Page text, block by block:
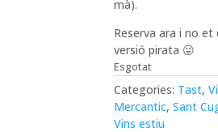
mà).
Reserva ara i no
versió pirata 😜
Esgotat
Categories: Tast,
Mercantic, Sant
Vins estiu